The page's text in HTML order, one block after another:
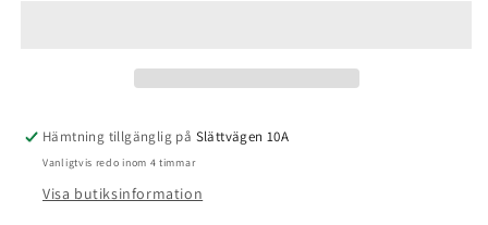
Hämtning tillgänglig på Slättvägen 10A
Vanligtvis redo inom 4 timmar
Visa butiksinformation